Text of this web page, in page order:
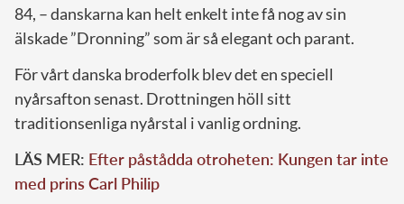
84, – danskarna kan helt enkelt inte få nog av sin
älskade ”Dronning” som är så elegant och parant.
För vårt danska broderfolk blev det en speciell
nyårsafton senast. Drottningen höll sitt
traditionsenliga nyårstal i vanlig ordning.
LÄS MER: Efter påstådda otroheten: Kungen tar inte
med prins Carl Philip